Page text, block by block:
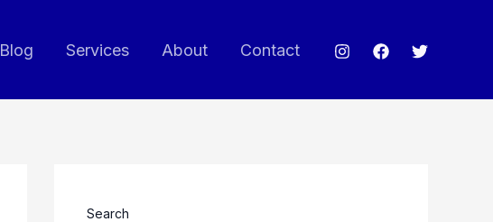
Blog Services About Contact
Search